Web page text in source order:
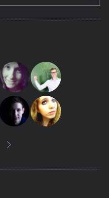
A
C